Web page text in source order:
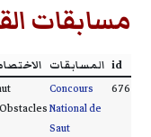
مسابقات
id المسابقات
676
Concours
National de
Saut